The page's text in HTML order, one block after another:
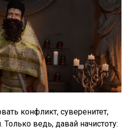
конфликт, суверенитет,
ведь, давай начистоту: